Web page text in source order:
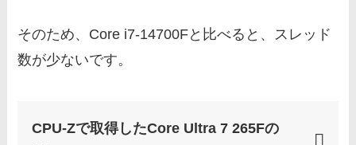
そのため、 Core i7-14700Fと比べると、スレッド
数が少ないです。
CPU-Zで取得したCore Ultra 7 265Fの